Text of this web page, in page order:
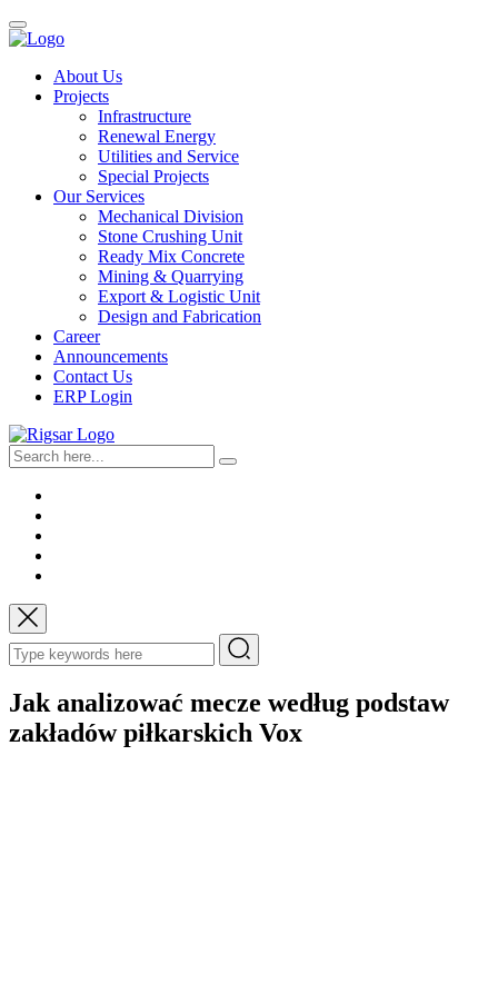
About Us
Projects
Infrastructure
Renewal Energy
Utilities and Service
Special Projects
Our Services
Mechanical Division
Stone Crushing Unit
Ready Mix Concrete
Mining & Quarrying
Export & Logistic Unit
Design and Fabrication
Career
Announcements
Contact Us
ERP Login
Jak analizować mecze według podstaw
zakładów piłkarskich Vox